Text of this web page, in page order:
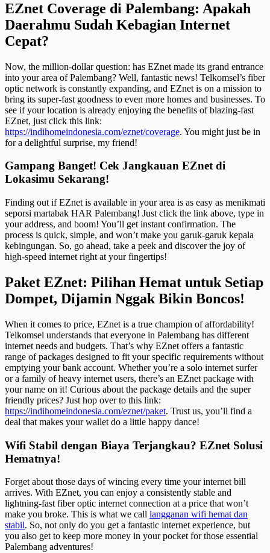
EZnet Coverage di Palembang: Apakah
Daerahmu Sudah Kebagian Internet
Cepat?
Now, the million-dollar question: has EZnet made its grand entrance
into your area of Palembang? Well, fantastic news! Telkomsel’s fiber
optic network is constantly expanding, and EZnet is on a mission to
bring its super-fast goodness to even more homes and businesses. To
see if your location is already enjoying the benefits of blazing-fast
EZnet, just click this link:
https://indihomeindonesia.com/eznet/coverage. You might just be in
for a delightful surprise, my friend!
Gampang Banget! Cek Jangkauan EZnet di
Lokasimu Sekarang!
Finding out if EZnet is available in your area is as easy as menikmati
seporsi martabak HAR Palembang! Just click the link above, type in
your address, and boom! You’ll get instant confirmation. The
process is quick, simple, and won’t make you garuk-garuk kepala
kebingungan. So, go ahead, take a peek and discover the joy of
high-speed internet right at your fingertips!
Paket EZnet: Pilihan Hemat untuk Setiap
Dompet, Dijamin Nggak Bikin Boncos!
When it comes to price, EZnet is a true champion of affordability!
Telkomsel understands that everyone in Palembang has different
internet needs and budgets. That’s why EZnet offers a fantastic
range of packages designed to fit your specific requirements without
emptying your bank account. Whether you’re a solo internet surfer
or a family of heavy internet users, there’s an EZnet package with
your name on it! Curious about the package details and the super
friendly prices? Just hop over to this link:
https://indihomeindonesia.com/eznet/paket. Trust us, you’ll find a
deal that makes your wallet do a little happy dance!
Wifi Stabil dengan Biaya Terjangkau? EZnet Solusi
Hematnya!
Forget about those days of wincing every time your internet bill
arrives. With EZnet, you can enjoy a consistently stable and
lightning-fast fiber optic internet connection at a price that won’t
make you broke. This is what we call langganan wifi hemat dan
stabil. So, not only do you get a fantastic internet experience, but
you also get to keep more money in your pocket for those essential
Palembang adventures!